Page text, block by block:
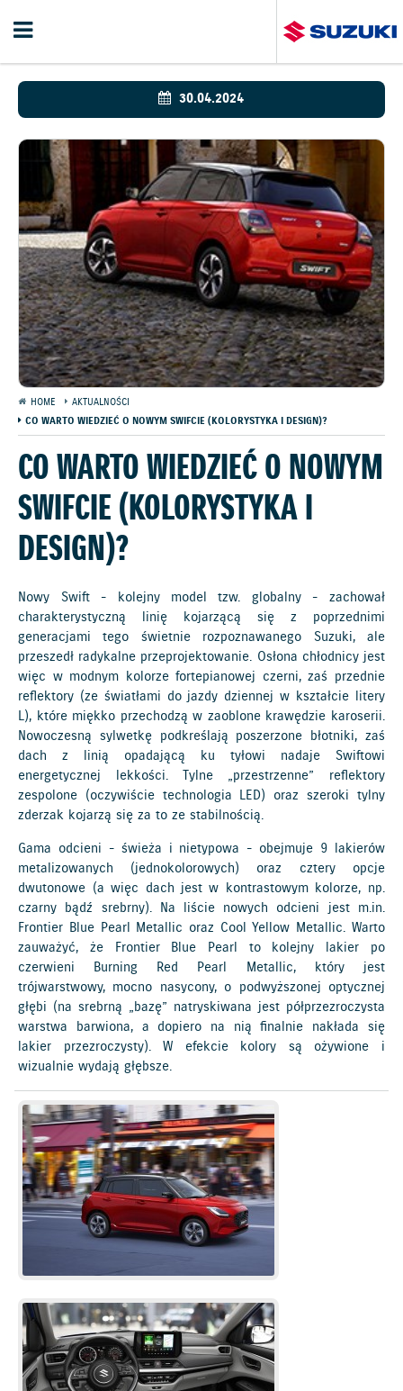
30.04.2024
HOME
AKTUALNOŚCI
CO WARTO WIEDZIEĆ O NOWYM SWIFCIE (KOLORYSTYKA I DESIGN)?
CO WARTO WIEDZIEĆ O NOWYM
SWIFCIE (KOLORYSTYKA I
DESIGN)?
Nowy Swift - kolejny model tzw. globalny - zachował
charakterystyczną linię kojarzącą się z poprzednimi
generacjami tego świetnie rozpoznawanego Suzuki, ale
przeszedł radykalne przeprojektowanie. Osłona chłodnicy jest
więc w modnym kolorze fortepianowej czerni, zaś przednie
reflektory (ze światłami do jazdy dziennej w kształcie litery
L), które miękko przechodzą w zaoblone krawędzie karoserii.
Nowoczesną sylwetkę podkreślają poszerzone błotniki, zaś
dach z linią opadającą ku tyłowi nadaje Swiftowi
energetycznej lekkości. Tylne „przestrzenne” reflektory
zespolone (oczywiście technologia LED) oraz szeroki tylny
zderzak kojarzą się za to ze stabilnością.
Gama odcieni - świeża i nietypowa - obejmuje 9 lakierów
metalizowanych (jednokolorowych) oraz cztery opcje
dwutonowe (a więc dach jest w kontrastowym kolorze, np.
czarny bądź srebrny). Na liście nowych odcieni jest m.in.
Frontier Blue Pearl Metallic oraz Cool Yellow Metallic. Warto
zauważyć, że Frontier Blue Pearl to kolejny lakier po
czerwieni Burning Red Pearl Metallic, który jest
trójwarstwowy, mocno nasycony, o podwyższonej optycznej
głębi (na srebrną „bazę” natryskiwana jest półprzezroczysta
warstwa barwiona, a dopiero na nią finalnie nakłada się
lakier przezroczysty). W efekcie kolory są ożywione i
wizualnie wydają głębsze.